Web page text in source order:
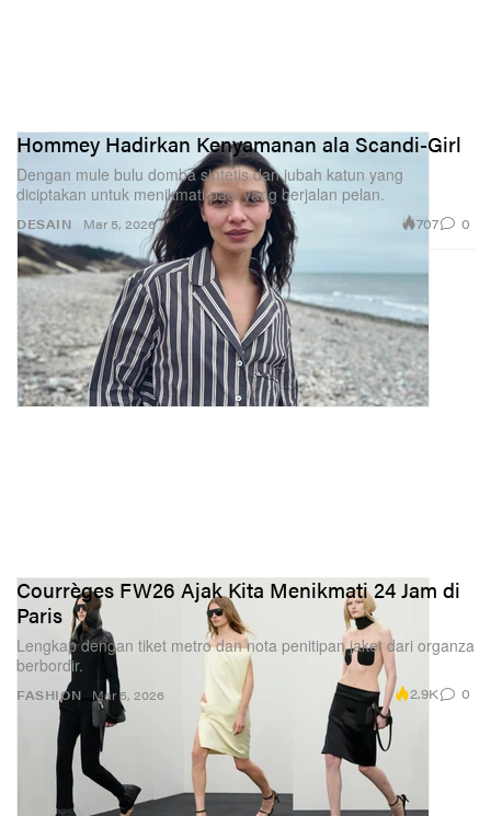
DESAIN
Hommey Hadirkan Kenyamanan ala Scandi-Girl
Dengan mule bulu domba sintetis dan jubah katun yang
diciptakan untuk menikmati pagi yang berjalan pelan.
Mar 5, 2026 707 0
FASHION
Courrèges FW26 Ajak Kita Menikmati 24 Jam di
Paris
Lengkap dengan tiket metro dan nota penitipan jaket dari organza
berbordir.
Mar 5, 2026 2.9K 0